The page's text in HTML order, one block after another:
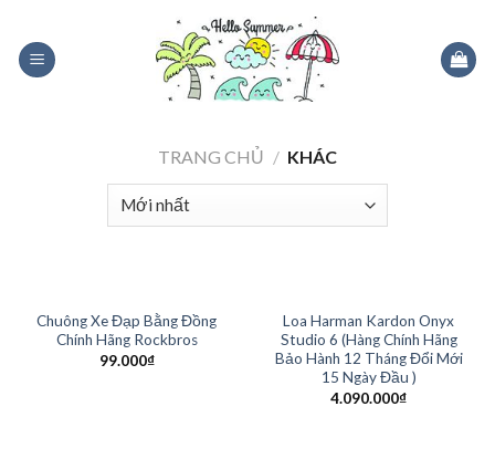
content
TRANG CHỦ / KHÁC
Chuông Xe Đạp Bằng Đồng
Chính Hãng Rockbros
99.000₫
Loa Harman Kardon Onyx
Studio 6 (Hàng Chính Hãng
Bảo Hành 12 Tháng Đổi Mới
15 Ngày Đầu )
4.090.000₫